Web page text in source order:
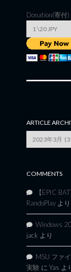
Donation(寄付)
ARTICLE
Archives
COMMENTS
【EPIC
RandoPlay より
Windows
jack より
MSU ファ
実験 に Yas よ